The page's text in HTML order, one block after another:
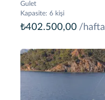
Gulet
Kapasite: 6 kişi
₺402.500,00 /hafta